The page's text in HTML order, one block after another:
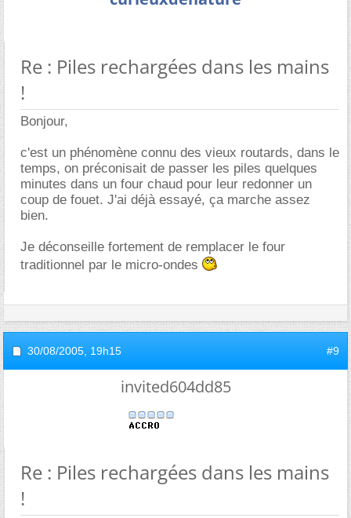
Re : Piles rechargées dans les mains
!
Bonjour,
c'est un phénomène connu des vieux routards, dans le
temps, on préconisait de passer les piles quelques
minutes dans un four chaud pour leur redonner un
coup de fouet. J'ai déjà essayé, ça marche assez
bien.
Je déconseille fortement de remplacer le four
traditionnel par le micro-ondes
30/08/2005, 19h15 #9
invited604dd85
Re : Piles rechargées dans les mains
!